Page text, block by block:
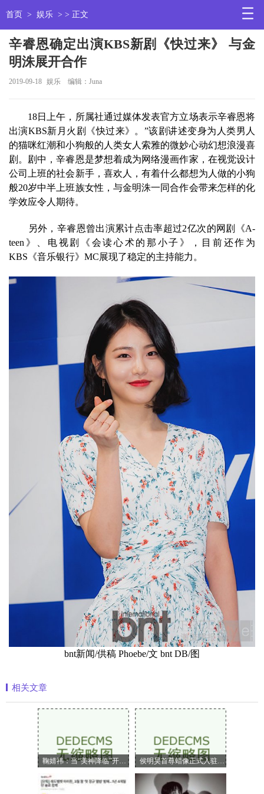
首页 > 娱乐 > > 正文
辛睿恩确定出演KBS新剧《快过来》 与金
明洙展开合作
2019-09-18 娱乐 编辑：Juna
18日上午，所属社通过媒体发表官方立场表示辛睿恩将
出演KBS新月火剧《快过来》。”该剧讲述变身为人类男人
的猫咪红潮和小狗般的人类女人索雅的微妙心动幻想浪漫喜
剧。剧中，辛睿恩是梦想着成为网络漫画作家，在视觉设计
公司上班的社会新手，喜欢人，有着什么都想为人做的小狗
般20岁中半上班族女性，与金明洙一同合作会带来怎样的化
学效应令人期待。
另外，辛睿恩曾出演累计点击率超过2亿次的网剧《A-
teen》、电视剧《会读心术的那小子》，目前还作为
KBS《音乐银行》MC展现了稳定的主持能力。
bnt新闻/供稿 Phoebe/文 bnt DB/图
相关文章
鞠婧祎：当“美神降临”开始定义嗅觉美 侯明昊首尊蜡像正式入驻上海杜莎夫人蜡